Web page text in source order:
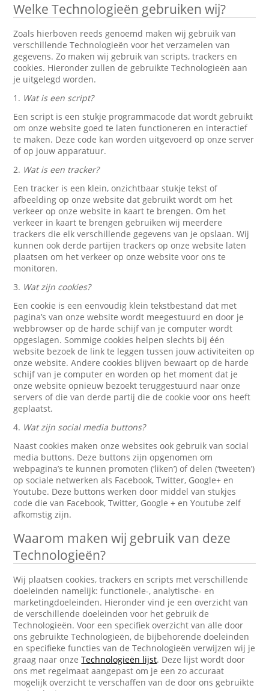
Welke Technologieën gebruiken wij?
Zoals hierboven reeds genoemd maken wij gebruik van
verschillende Technologieën voor het verzamelen van
gegevens. Zo maken wij gebruik van scripts, trackers en
cookies. Hieronder zullen de gebruikte Technologieën aan
je uitgelegd worden.
1. Wat is een script?
Een script is een stukje programmacode dat wordt gebruikt
om onze website goed te laten functioneren en interactief
te maken. Deze code kan worden uitgevoerd op onze server
of op jouw apparatuur.
2. Wat is een tracker?
Een tracker is een klein, onzichtbaar stukje tekst of
afbeelding op onze website dat gebruikt wordt om het
verkeer op onze website in kaart te brengen. Om het
verkeer in kaart te brengen gebruiken wij meerdere
trackers die elk verschillende gegevens van je opslaan. Wij
kunnen ook derde partijen trackers op onze website laten
plaatsen om het verkeer op onze website voor ons te
monitoren.
3. Wat zijn cookies?
Een cookie is een eenvoudig klein tekstbestand dat met
pagina’s van onze website wordt meegestuurd en door je
webbrowser op de harde schijf van je computer wordt
opgeslagen. Sommige cookies helpen slechts bij één
website bezoek de link te leggen tussen jouw activiteiten op
onze website. Andere cookies blijven bewaart op de harde
schijf van je computer en worden op het moment dat je
onze website opnieuw bezoekt teruggestuurd naar onze
servers of die van derde partij die de cookie voor ons heeft
geplaatst.
4. Wat zijn social media buttons?
Naast cookies maken onze websites ook gebruik van social
media buttons. Deze buttons zijn opgenomen om
webpagina’s te kunnen promoten (‘liken’) of delen (‘tweeten’)
op sociale netwerken als Facebook, Twitter, Google+ en
Youtube. Deze buttons werken door middel van stukjes
code die van Facebook, Twitter, Google + en Youtube zelf
afkomstig zijn.
Waarom maken wij gebruik van deze
Technologieën?
Wij plaatsen cookies, trackers en scripts met verschillende
doeleinden namelijk: functionele-, analytische- en
marketingdoeleinden. Hieronder vind je een overzicht van
de verschillende doeleinden voor het gebruik de
Technologieën. Voor een specifiek overzicht van alle door
ons gebruikte Technologieën, de bijbehorende doeleinden
en specifieke functies van de Technologieën verwijzen wij je
graag naar onzeTechnologieën lijst. Deze lijst wordt door
ons met regelmaat aangepast om je een zo accuraat
mogelijk overzicht te verschaffen van de door ons gebruikte